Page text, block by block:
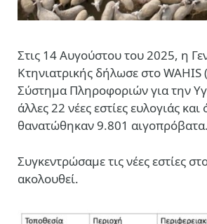
Στις 14 Αυγούστου του 2025, η
Κτηνιατρικής δήλωσε στο
Σύστημα Πληροφοριών για την
άλλες 22 νέες εστίες ευλογιάς και
θανατώθηκαν 9.801 αιγοπρόβατα.
Συγκεντρώσαμε τις νέες εστίες
ακολουθεί.